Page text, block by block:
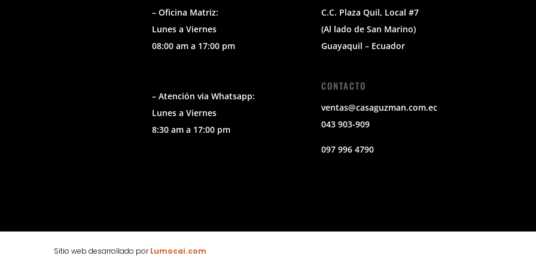
– Oficina Matriz:
Lunes a Viernes
08:00 am a 17:00 pm
– Atención via Whatsapp:
Lunes a Viernes
8:30 am a 17:00 pm
C.C. Plaza Quil, Local #7
(Al lado de San Marino)
Guayaquil – Ecuador
CONTACTO
ventas@casaguzman.com.ec
043 903-909
097 996 4790
Sitio web desarrollado por Lumocai.com